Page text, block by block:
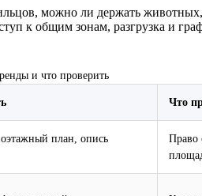
можно ли держать
к общим зонам, разгрузка и
и что проверить
Что
план, опись
Право